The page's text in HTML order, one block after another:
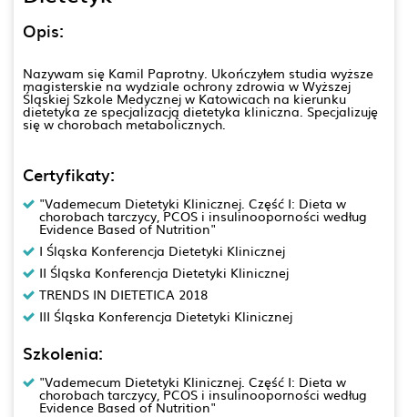
Opis:
Nazywam się Kamil Paprotny. Ukończyłem studia wyższe
magisterskie na wydziale ochrony zdrowia w Wyższej
Śląskiej Szkole Medycznej w Katowicach na kierunku
dietetyka ze specjalizacją dietetyka kliniczna. Specjalizuję
się w chorobach metabolicznych.
Certyfikaty:
"Vademecum Dietetyki Klinicznej. Część I: Dieta w
chorobach tarczycy, PCOS i insulinooporności według
Evidence Based of Nutrition"
I Śląska Konferencja Dietetyki Klinicznej
II Śląska Konferencja Dietetyki Klinicznej
TRENDS IN DIETETICA 2018
III Śląska Konferencja Dietetyki Klinicznej
Szkolenia:
"Vademecum Dietetyki Klinicznej. Część I: Dieta w
chorobach tarczycy, PCOS i insulinooporności według
Evidence Based of Nutrition"